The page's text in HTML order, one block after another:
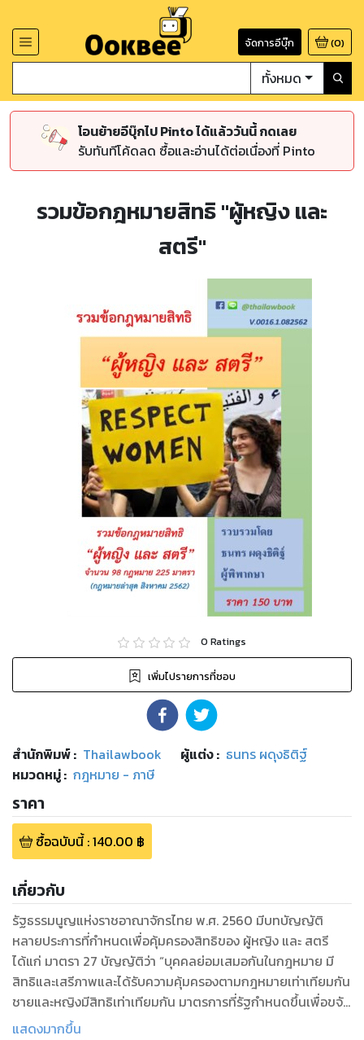
จัดการอีบุ๊ก (0)
ทั้งหมด
โอนย้ายอีบุ๊กไป Pinto ได้แล้ววันนี้ กดเลย
รับทันทีโค้ดลด ซื้อและอ่านได้ต่อเนื่องที่ Pinto
รวมข้อกฎหมายสิทธิ "ผู้หญิง และ
สตรี"
0 Ratings
เพิ่มไปรายการที่ชอบ
สำนักพิมพ์: Thailawbook ผู้แต่ง : ธนทร ผดุงธิติฐ์
หมวดหมู่: กฎหมาย - ภาษี
ราคา
ซื้อฉบับนี้:140.00 ฿
เกี่ยวกับ
รัฐธรรมนูญแห่งราชอาณาจักรไทย พ.ศ. 2560 มีบทบัญญัติ
หลายประการที่กำหนดเพื่อคุ้มครองสิทธิของ ผู้หญิง และ สตรี
ได้แก่ มาตรา 27 บัญญัติว่า “บุคคลย่อมเสมอกันในกฎหมาย มี
สิทธิและเสรีภาพและได้รับความคุ้มครองตามกฎหมายเท่าเทียมกัน
ชายและหญิงมีสิทธิเท่าเทียมกัน มาตรการที่รัฐกำหนดขึ้นเพื่อขจัด
อุปสรรคหรือส่งเสริมให้บุคคลสามารถใช้สิทธิหรือเสรีภาพได้เช่น
แสดงมากขึ้น